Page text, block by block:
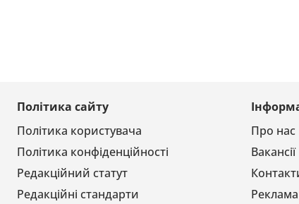
Політика сайту
Політика користувача
Політика конфіденційності
Редакційний статут
Редакційні стандарти
Про нас
Вакансії
Реклама